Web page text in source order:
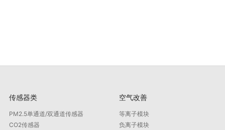
传感器类
PM2.5单通道/双通道传感器
CO2传感器
空气改善
等离子模块
负离子模块